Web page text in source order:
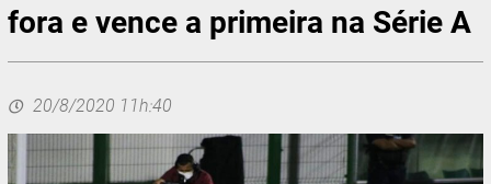
fora e vence a primeira na Série A
20/8/2020 11h:40